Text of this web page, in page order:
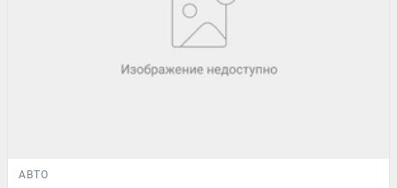
АВТО